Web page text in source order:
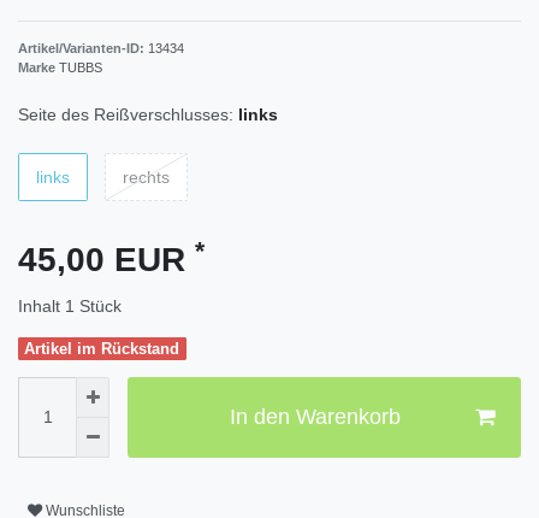
Artikel/Varianten-ID: 13434
Marke TUBBS
Seite des Reißverschlusses: links
links rechts
45,00 EUR *
Inhalt 1 Stück
Artikel im Rückstand
In den Warenkorb
Wunschliste